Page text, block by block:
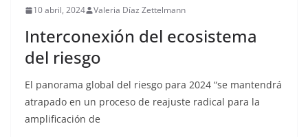
10 abril, 2024 Valeria Díaz Zettelmann
Interconexión del ecosistema
del riesgo
El panorama global del riesgo para 2024 “se mantendrá
atrapado en un proceso de reajuste radical para la
amplificación de